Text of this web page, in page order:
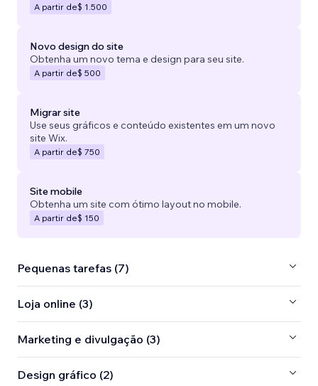
A partir de$ 1.500
Novo design do site
Obtenha um novo tema e design para seu site.
A partir de$ 500
Migrar site
Use seus gráficos e conteúdo existentes em um novo
site Wix.
A partir de$ 750
Site mobile
Obtenha um site com ótimo layout no mobile.
A partir de$ 150
Pequenas tarefas (7)
Loja online (3)
Marketing e divulgação (3)
Design gráfico (2)